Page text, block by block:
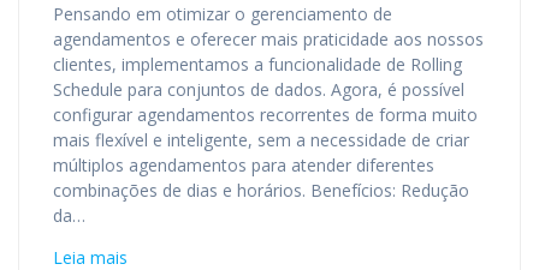
Pensando em otimizar o gerenciamento de
agendamentos e oferecer mais praticidade aos nossos
clientes, implementamos a funcionalidade de Rolling
Schedule para conjuntos de dados. Agora, é possível
configurar agendamentos recorrentes de forma muito
mais flexível e inteligente, sem a necessidade de criar
múltiplos agendamentos para atender diferentes
combinações de dias e horários. Benefícios: Redução
da…
Leia mais